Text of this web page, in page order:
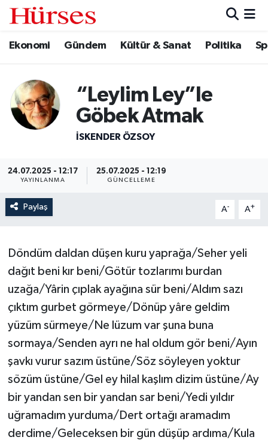
Ekonomi Gündem Kültür & Sanat Politika
“Leylim Ley”le
Göbek Atmak
İSKENDER ÖZSOY
24.07.2025 - 12:17
YAYINLANMA
25.07.2025 - 12:19
GÜNCELLEME
Paylaş A- A+
Döndüm daldan düşen kuru yaprağa/Seher yeli
dağıt beni kır beni/Götür tozlarımı burdan
uzağa/Yârin çıplak ayağına sür beni/Aldım sazı
çıktım gurbet görmeye/Dönüp yâre geldim
yüzüm sürmeye/Ne lüzum var şuna buna
sormaya/Senden ayrı ne hal oldum gör beni/Ayın
şavkı vurur sazım üstüne/Söz söyleyen yoktur
sözüm üstüne/Gel ey hilal kaşlım dizim üstüne/Ay
bir yandan sen bir yandan sar beni/Yedi yıldır
uğramadım yurduma/Dert ortağı aramadım
derdime/Geleceksen bir gün düşüp ardıma/Kula
Ekonomi
Kültür & Sanat
Spor
Turizm
Hava Durumu
Süper Lig Puan Durumu ve Fikstür
Tüm Manşetler
Son Dakika Haberleri
Haber Arşivi